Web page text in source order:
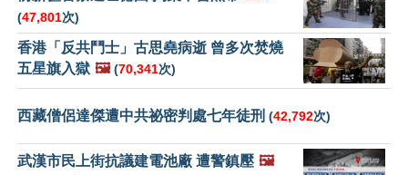
(47,801次)
香港「反共鬥士」古思堯病逝 曾多次焚燒
五星旗入獄 🖼️ (70,341次)
西藏僧侶達傑遭中共祕密判處七年徒刑 (42,792次)
武漢市民上街抗議建電池廠 遭警鎮壓 🖼️